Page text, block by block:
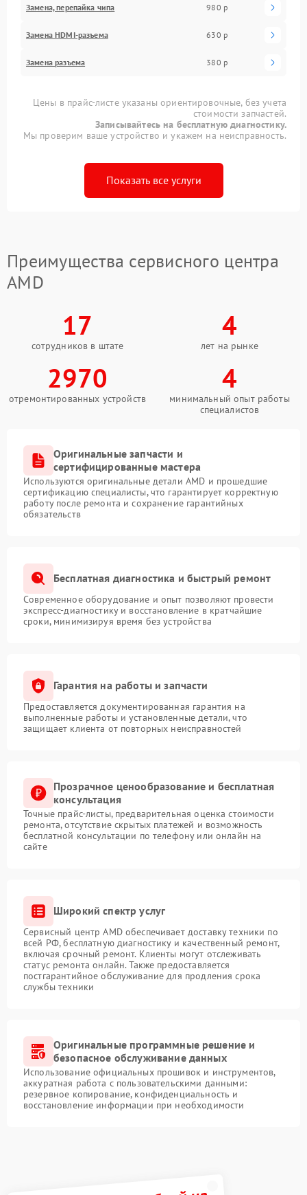
Замена, перепайка чипа 980 р
Замена HDMI-разъема 630 р
Замена разъема 380 р
Цены в прайс-листе указаны ориентировочные, без учета
стоимости запчастей.
Записывайтесь на бесплатную диагностику.
Мы проверим ваше устройство и укажем на неисправность.
Показать все услуги
Преимущества сервисного центра
AMD
17
сотрудников в штате
4
лет на рынке
2970
отремонтированных устройств
4
минимальный опыт работы
специалистов
Оригинальные запчасти и
сертифицированные мастера
Используются оригинальные детали AMD и прошедшие
сертификацию специалисты, что гарантирует корректную
работу после ремонта и сохранение гарантийных
обязательств
Бесплатная диагностика и быстрый ремонт
Современное оборудование и опыт позволяют провести
экспресс-диагностику и восстановление в кратчайшие
сроки, минимизируя время без устройства
Гарантия на работы и запчасти
Предоставляется документированная гарантия на
выполненные работы и установленные детали, что
защищает клиента от повторных неисправностей
Прозрачное ценообразование и бесплатная
консультация
Точные прайс-листы, предварительная оценка стоимости
ремонта, отсутствие скрытых платежей и возможность
бесплатной консультации по телефону или онлайн на
сайте
Широкий спектр услуг
Сервисный центр AMD обеспечивает доставку техники по
всей РФ, бесплатную диагностику и качественный ремонт,
включая срочный ремонт. Клиенты могут отслеживать
статус ремонта онлайн. Также предоставляется
постгарантийное обслуживание для продления срока
службы техники
Оригинальные программные решение и
безопасное обслуживание данных
Использование официальных прошивок и инструментов,
аккуратная работа с пользовательскими данными:
резервное копирование, конфиденциальность и
восстановление информации при необходимости